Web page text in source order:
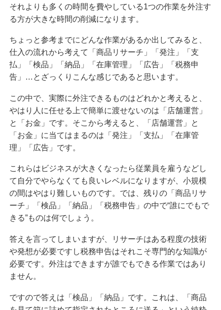
それよりも多くの時間を費やしている1つの作業を外注す
る方が大きな時間の削減になります。
ちょっと参考までにどんな作業があるか出してみると、
仕入の流れから考えて「商品リサーチ」「発注」「支
払」「検品」「納品」「在庫管理」「広告」「税務申
告」…とざっくりこんな感じであると思います。
この中で、実際に外注できるものはどれかと考えると、
やはり人に任せる上で簡単に渡せないのは「店舗運営」
と「お金」です。そこから考えると、「店舗運営」と
「お金」に当てはまるのは「発注」「支払」「在庫管
理」「広告」です。
これらはビジネスが大きくなったら従業員を雇うなどし
て自分でやらなくても良いレベルになりますが、小規模
の間はやはり難しいものです。では、残りの「商品リサ
ーチ」「検品」「納品」「税務申告」の中で“誰にでもで
きる”ものは何でしょう。
答えを言ってしまいますが、リサーチはある程度の技術
や発想が必要ですし税務申告はそれこそ専門的な知識が
必要です。外注はできますが誰でもできる作業ではあり
ません。
ですので答えは「検品」「納品」です。これは、「商品